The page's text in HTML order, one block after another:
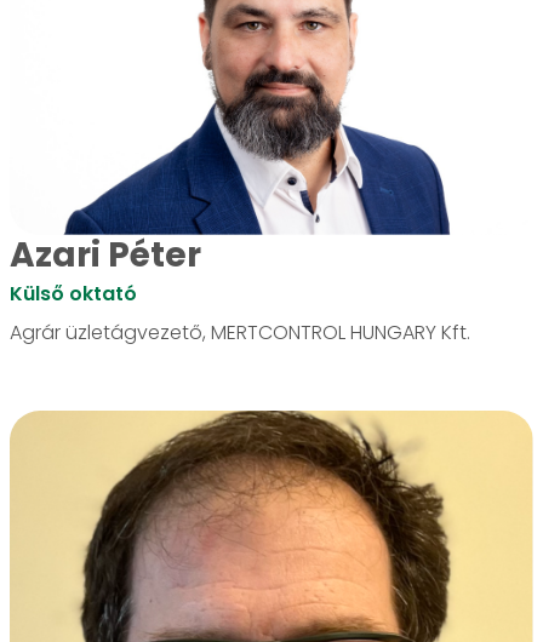
Azari Péter
Külső oktató
Agrár üzletágvezető, MERTCONTROL HUNGARY Kft.